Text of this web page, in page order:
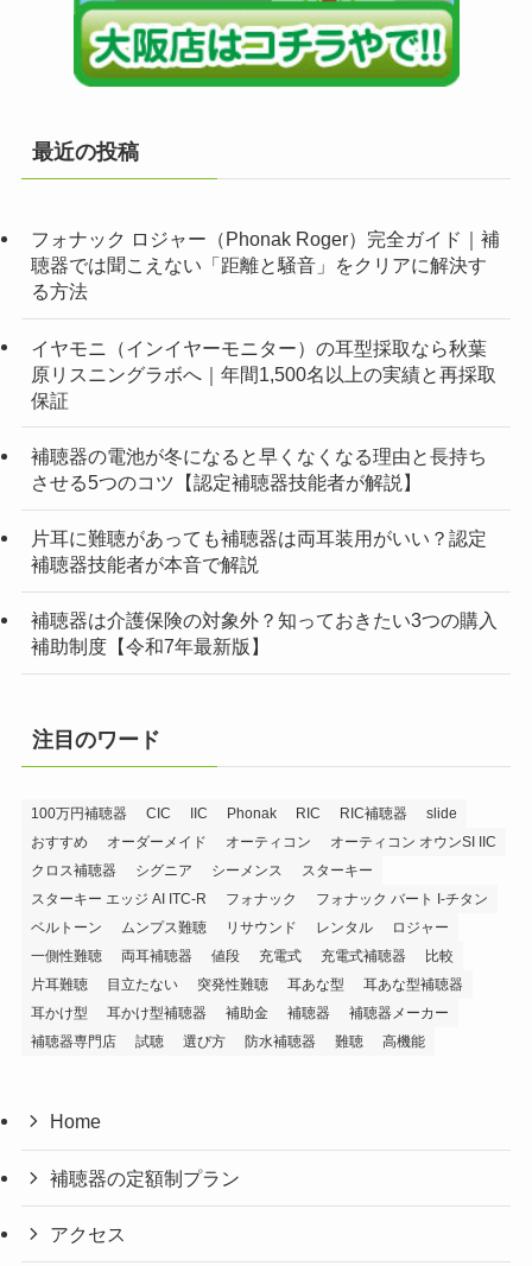
最近の投稿
フォナック ロジャー（Phonak Roger）完全ガイド｜補
聴器では聞こえない「距離と騒音」をクリアに解決す
る方法
イヤモニ（インイヤーモニター）の耳型採取なら秋葉
原リスニングラボへ｜年間1,500名以上の実績と再採取
保証
補聴器の電池が冬になると早くなくなる理由と長持ち
させる5つのコツ【認定補聴器技能者が解説】
片耳に難聴があっても補聴器は両耳装用がいい？認定
補聴器技能者が本音で解説
補聴器は介護保険の対象外？知っておきたい3つの購入
補助制度【令和7年最新版】
注目のワード
100万円補聴器 CIC IIC Phonak RIC RIC補聴器
slide
おすすめ
オーダーメイド オーティコン
オーティコン オウンSI IIC
クロス補聴器
シグニア シーメンス
スターキー
スターキー エッジ AI ITC-R
フォナック
フォナック バート I-チタン
ベルトーン
ムンプス難聴 リサウンド レンタル
ロジャー
一側性難聴
両耳補聴器 値段 充電式 充電式補聴器
比較
片耳難聴
目立たない 突発性難聴 耳あな型
耳あな型補聴器
耳かけ型
耳かけ型補聴器 補助金 補聴器
補聴器メーカー
補聴器専門店
試聴 選び方 防水補聴器 難聴 高機能
Home
補聴器の定額制プラン
アクセス